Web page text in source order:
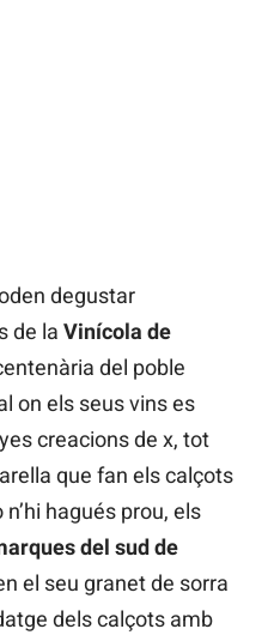
degustar
de la Vinícola de
del poble
on els seus vins es
creacions de x, tot
que fan els calçots
hagués prou, els
del sud de
el seu granet de sorra
dels calçots amb